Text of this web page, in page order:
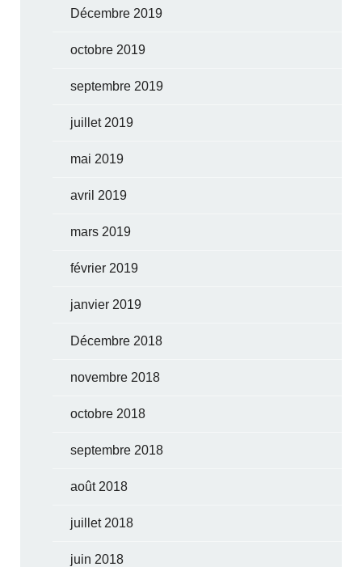
Décembre 2019
octobre 2019
septembre 2019
juillet 2019
mai 2019
avril 2019
mars 2019
février 2019
janvier 2019
Décembre 2018
novembre 2018
octobre 2018
septembre 2018
août 2018
juillet 2018
juin 2018